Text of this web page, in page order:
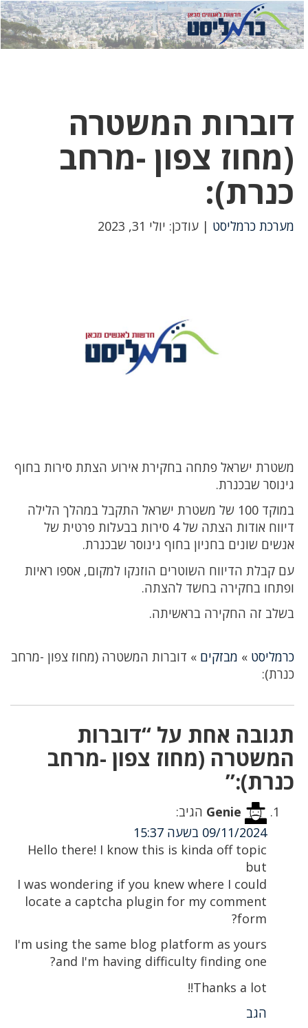
לחץ
כאן
לחץ
כדי
דוברות המשטרה
(מחוז צפון -מרחב
כנרת):
מערכת כרמליסט | עודכן: יולי 31, 2023
משטרת ישראל פתחה בחקירת אירוע הצתת סירות בחוף
גינוסר שבכנרת.
במוקד 100 של משטרת ישראל התקבל במהלך הלילה
דיווח אודות הצתה של 4 סירות בבעלות פרטית של
אנשים שונים בחניון בחוף גינוסר שבכנרת.
עם קבלת הדיווח השוטרים הוזנקו למקום, אספו ראיות
ופתחו בחקירה בחשד להצתה.
בשלב זה החקירה בראשיתה.
כרמליסט » מבזקים » דוברות המשטרה (מחוז צפון -מרחב
כנרת):
תגובה אחת על “דוברות
המשטרה (מחוז צפון -מרחב
כנרת):”
Genie הגיב:
09/11/2024 בשעה 15:37
Hello there! I know this is kinda off topic
but
I was wondering if you knew where I could
locate a captcha plugin for my comment
form?
I'm using the same blog platform as yours
and I'm having difficulty finding one?
Thanks a lot!!
הגב